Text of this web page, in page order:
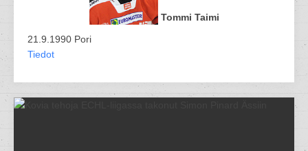
Tommi Taimi
21.9.1990 Pori
Tiedot